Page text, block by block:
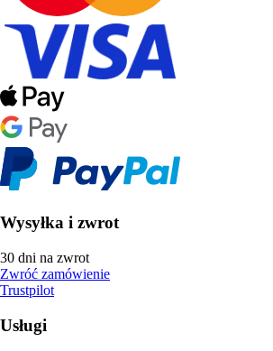
Wysyłka i zwrot
30 dni na zwrot
Zwróć zamówienie
Trustpilot
Usługi